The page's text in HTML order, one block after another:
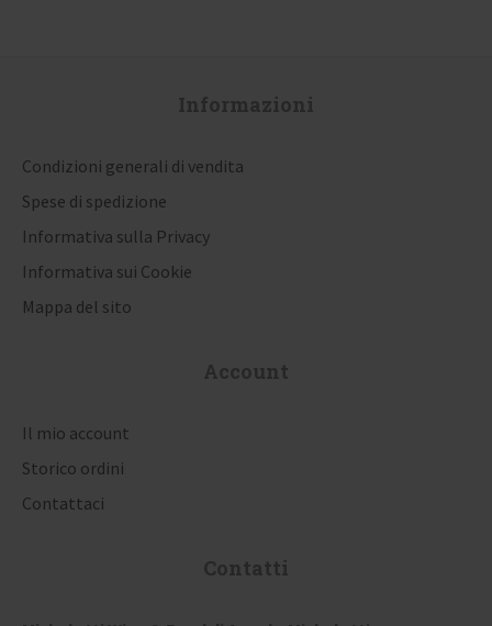
Informazioni
Condizioni generali di vendita
Spese di spedizione
Informativa sulla Privacy
Informativa sui Cookie
Mappa del sito
Account
Il mio account
Storico ordini
Contattaci
Contatti